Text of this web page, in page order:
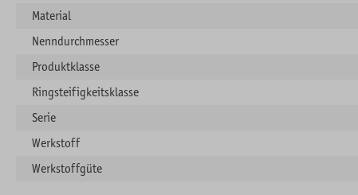
Material
Nenndurchmesser
Produktklasse
Ringsteifigkeitsklasse
Serie
Werkstoff
Werkstoffgüte